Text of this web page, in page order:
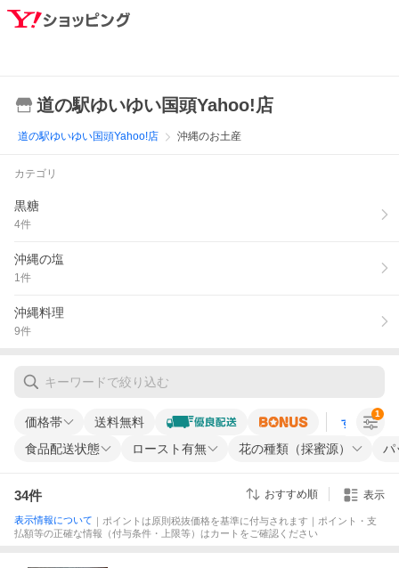
道の駅ゆいゆい国頭Yahoo!店
道の駅ゆいゆい国頭Yahoo!店 沖縄のお土産
カテゴリ
黒糖
4件
沖縄の塩
1件
沖縄料理
9件
価格帯 送料無料 すべての条
食品配送状態 ロースト有無 花の種類（採蜜源） パ
1
34件 おすすめ順 表示
表示情報について ｜ポイントは原則税抜価格を基準に付与されます｜ポイント・支
払額等の正確な情報（付与条件・上限等）はカートをご確認ください